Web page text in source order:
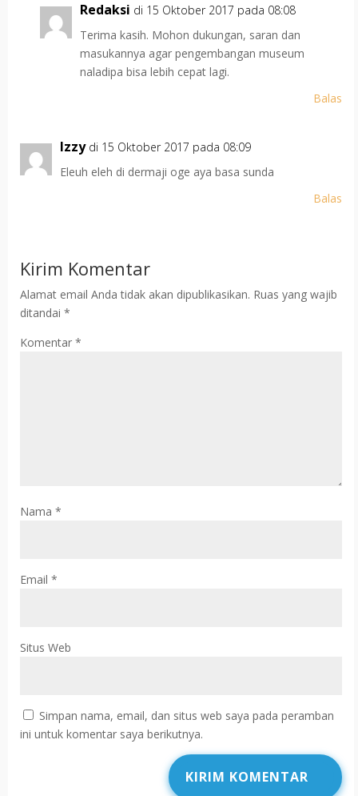
Redaksi di 15 Oktober 2017 pada 08:08
Terima kasih. Mohon dukungan, saran dan
masukannya agar pengembangan museum
naladipa bisa lebih cepat lagi.
Balas
Izzy di 15 Oktober 2017 pada 08:09
Eleuh eleh di dermaji oge aya basa sunda
Balas
Kirim Komentar
Alamat email Anda tidak akan dipublikasikan. Ruas yang wajib
ditandai *
Komentar *
Nama *
Email *
Situs Web
Simpan nama, email, dan situs web saya pada peramban
ini untuk komentar saya berikutnya.